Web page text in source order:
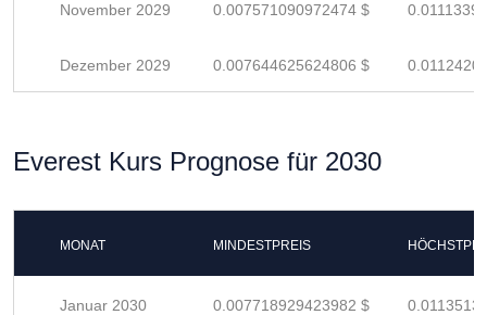
November 2029 0.007571090972474 $
Dezember 2029 0.007644625624806 $
Everest Kurs Prognose für 2030
MONAT MINDESTPREIS
Januar 2030 0.007718929423982 $